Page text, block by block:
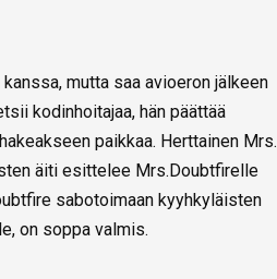
mutta saa avioeron jälkeen
kodinhoitajaa, hän päättää
paikkaa. Herttainen Mrs.
äiti esittelee Mrs.Doubtfirelle
sabotoimaan kyyhkyläisten
on soppa valmis.